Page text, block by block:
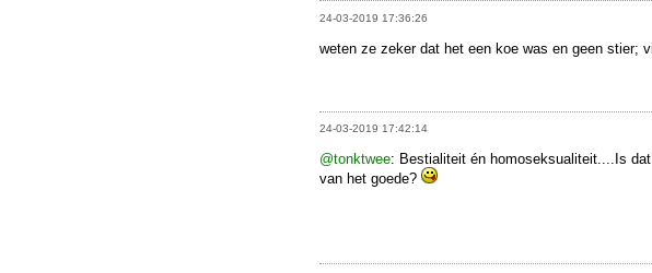
24-03-2019 17:36:26
weten ze zeker dat het een koe was en geen stier;
24-03-2019 17:42:14
@tonktwee: Bestialiteit én homoseksualiteit....Is
van het goede?